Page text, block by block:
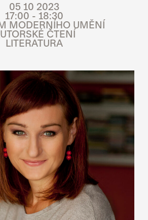
05 10 2023
17:00 - 18:30
MODERNÍHO UMĚNÍ
ČTENÍ
LITERATURA